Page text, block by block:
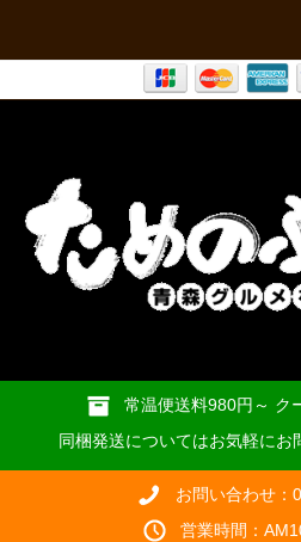
常温便送料980円～ ク
同梱発送についてはお気軽にお
お問い合わせ：
営業時間：